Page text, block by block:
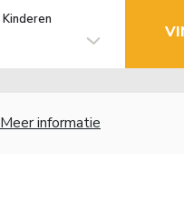
Kinderen
Meer informatie